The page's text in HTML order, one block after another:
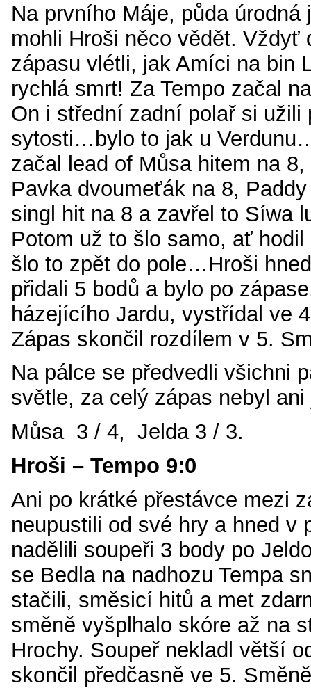
Na prvního Máje, půda
mohli Hroši něco vědět. Vždyť
zápasu vlétli, jak Amíci na bin
rychlá smrt! Za Tempo začal
On i střední zadní polař si užili
sytosti…bylo to jak u
začal lead of Můsa hitem na
Pavka dvoumeťák na 8,
singl hit na 8 a zavřel to Síwa
Potom už to šlo samo, ať
šlo to zpět do pole…Hroši
přidali 5 bodů a bylo po
házejícího Jardu, vystřídal ve
Zápas skončil rozdílem v 5.
Na pálce se předvedli všichni
světle, za celý zápas nebyl
Můsa 3 / 4, Jelda 3 / 3.
Hroši – Tempo 9:0
Ani po krátké přestávce mezi
neupustili od své hry a hned v
nadělili soupeři 3 body po
se Bedla na nadhozu Tempa
stačili, směsicí hitů a met
směně vyšplhalo skóre až na
Hrochy. Soupeř nekladl větší
skončil předčasně ve 5.